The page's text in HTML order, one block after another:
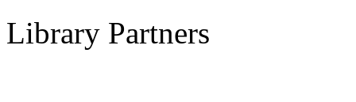
Library Partners